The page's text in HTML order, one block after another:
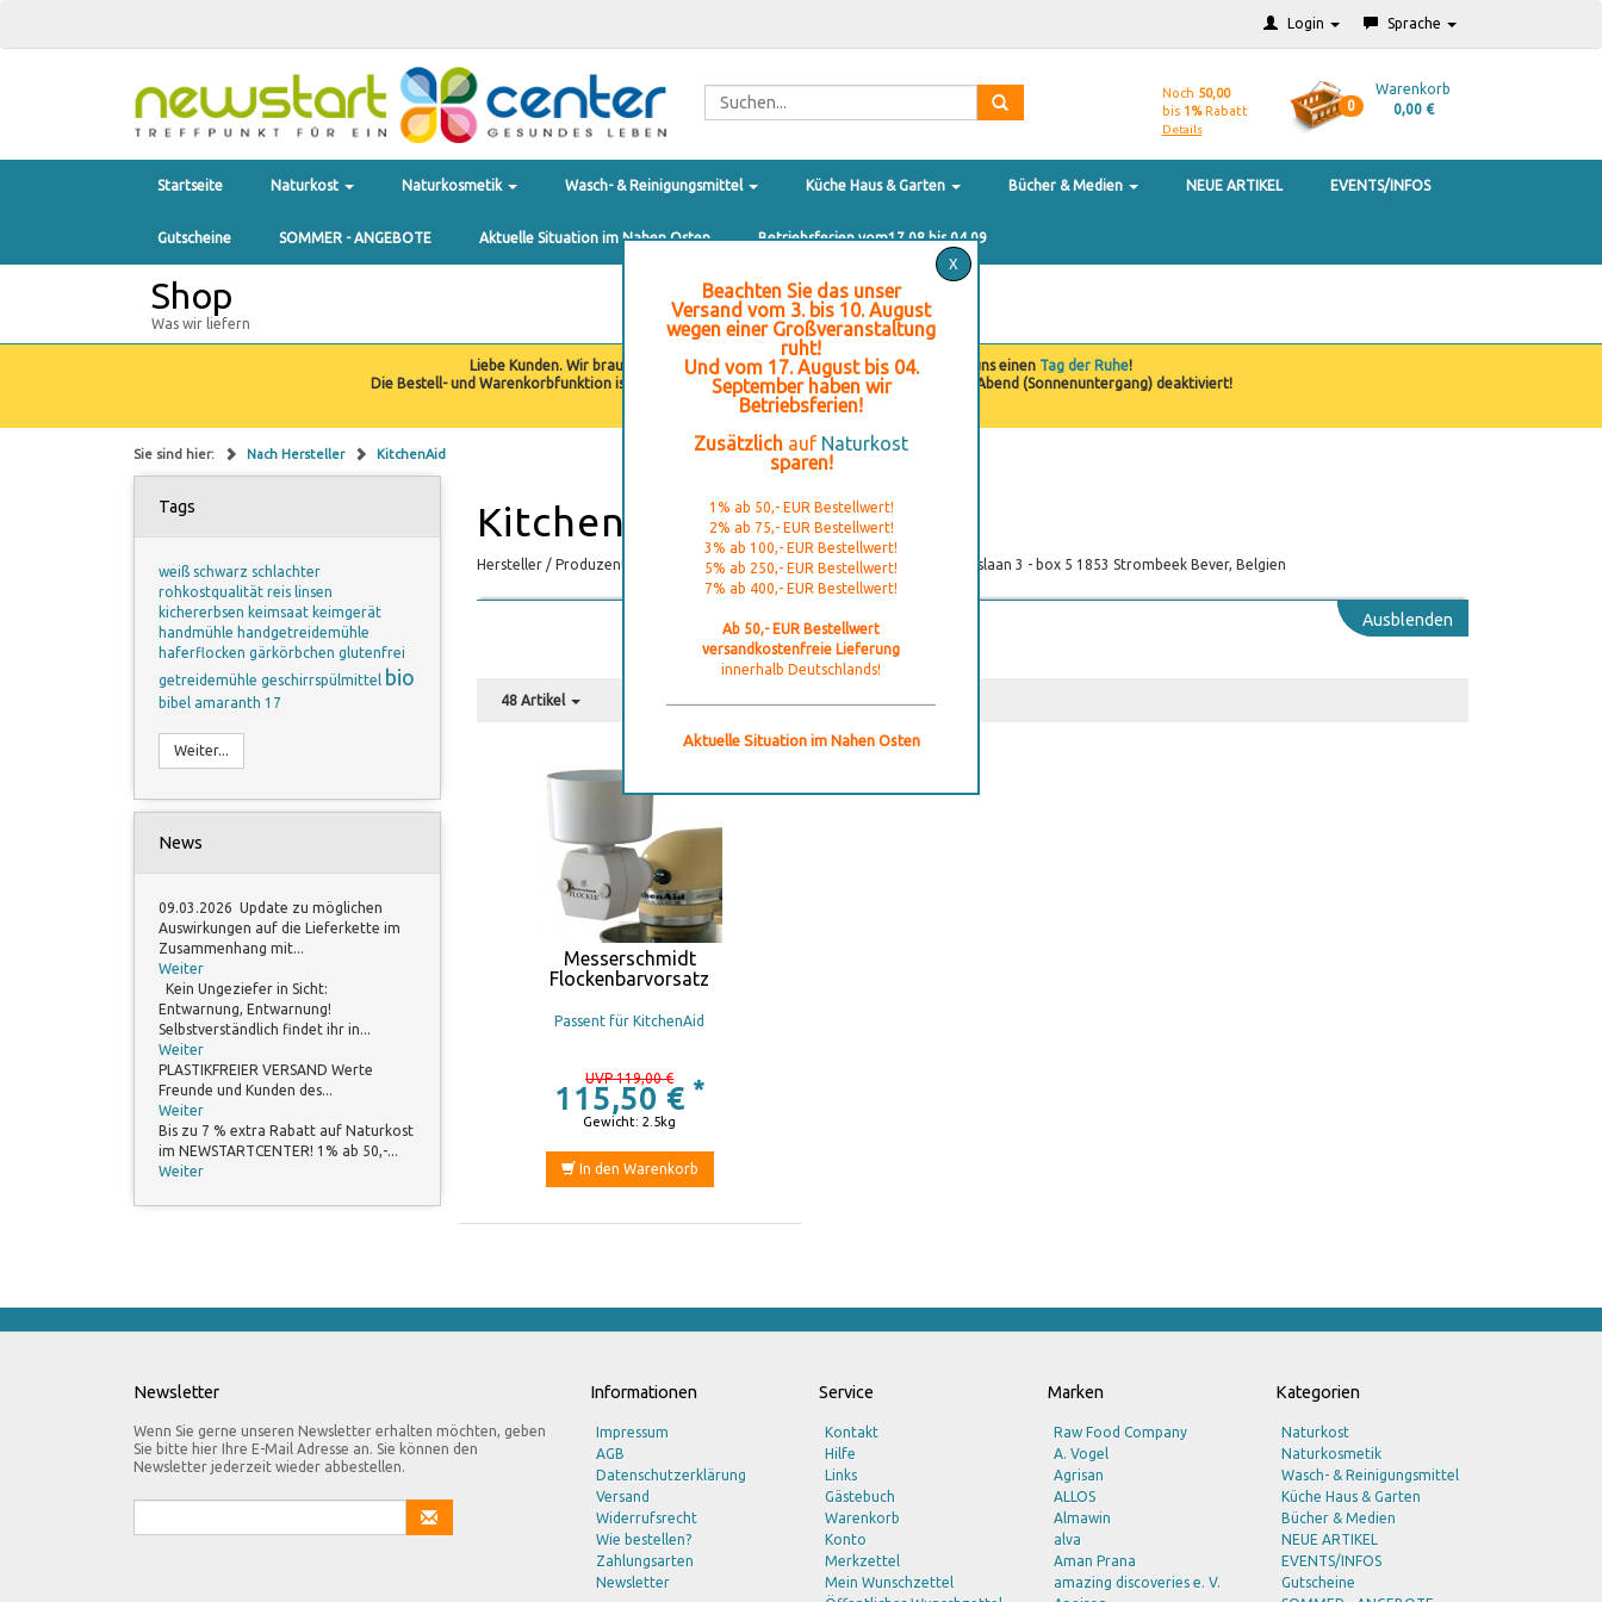
Login Sprache
Noch 50,00
bis 1%Rabatt
Details
0
Warenkorb
0,00 €
Startseite Naturkost Naturkosmetik Wasch- & Reinigungsmittel Küche Haus & Garten Bücher & Medien NEUE ARTIKEL EVENTS/INFOS
Gutscheine SOMMER - ANGEBOTE Aktuelle Situation im Nahen Osten Betriebsferien vom17.08 bis 04.09
Shop
Was wir liefern
Liebe Kunden. Wir brauchen gerade etwasErholung! Goennen Sie sich und uns einen Tag der Ruhe!
Die Bestell- und Warenkorbfunktion ist von Freitag Abend (Sonnenuntergang) bis Samstag Abend (Sonnenuntergang) deaktiviert!
Sie sind hier: Nach Hersteller KitchenAid
X
Beachten Sie das unser
Versand vom 3. bis 10. August
wegen einer Großveranstaltung
ruht!
Und vom 17. August bis 04.
September haben wir
Betriebsferien!
Zusätzlich auf Naturkost
sparen!
1% ab 50,- EUR Bestellwert!
2% ab 75,- EUR Bestellwert!
3% ab 100,- EUR Bestellwert!
5% ab 250,- EUR Bestellwert!
7% ab 400,- EUR Bestellwert!
Ab 50,- EUR Bestellwert
versandkostenfreie Lieferung
innerhalb Deutschlands!
Aktuelle Situation im Nahen Osten
Tags
weiß schwarz schlachter
rohkostqualität reis linsen
kichererbsen keimsaat keimgerät
handmühle handgetreidemühle
haferflocken gärkörbchen glutenfrei
getreidemühle geschirrspülmittel bio
bibel amaranth 17
Weiter...
News
09.03.2026 Update zu möglichen
Auswirkungen auf die Lieferkette im
Zusammenhang mit...
Weiter
Kein Ungeziefer in Sicht:
Entwarnung, Entwarnung!
Selbstverständlich findet ihr in...
Weiter
PLASTIKFREIER VERSAND Werte
Freunde und Kunden des...
Weiter
Bis zu 7 % extra Rabatt auf Naturkost
im NEWSTARTCENTER! 1% ab 50,-...
Weiter
KitchenAid
Hersteller / Produzent / Inverkehrbringer: KitchenAid Europa Inc Nijverheidslaan 3 - box 5 1853 Strombeek Bever, Belgien
Ausblenden
48 Artikel
Messerschmidt
Flockenbarvorsatz
Passent für KitchenAid
UVP 119,00 €
115,50 € *
Gewicht: 2.5kg
In den Warenkorb
Newsletter
Wenn Sie gerne unseren Newsletter erhalten möchten, geben
Sie bitte hier Ihre E-Mail Adresse an. Sie können den
Newsletter jederzeit wieder abbestellen.
Informationen
Impressum
AGB
Datenschutzerklärung
Versand
Widerrufsrecht
Wie bestellen?
Zahlungsarten
Newsletter
Service
Kontakt
Hilfe
Links
Gästebuch
Warenkorb
Konto
Merkzettel
Mein Wunschzettel
Marken
Raw Food Company
A. Vogel
Agrisan
ALLOS
Almawin
alva
Aman Prana
amazing discoveries e. V.
Kategorien
Naturkost
Naturkosmetik
Wasch- & Reinigungsmittel
Küche Haus & Garten
Bücher & Medien
NEUE ARTIKEL
EVENTS/INFOS
Gutscheine